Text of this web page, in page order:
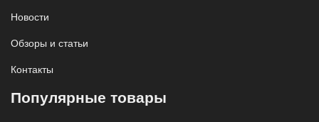
Новости
Обзоры и статьи
Контакты
Популярные товары